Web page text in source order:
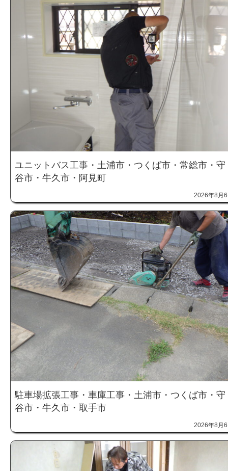
ユニットバス工事・土浦市・つくば市・常総市・守
谷市・牛久市・阿見町
2026年8月
駐車場拡張工事・車庫工事・土浦市・つくば市・守
谷市・牛久市・取手市
2026年8月